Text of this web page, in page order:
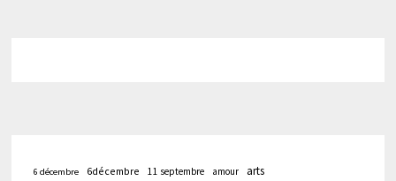
6 décembre 6décembre 11 septembre amour arts